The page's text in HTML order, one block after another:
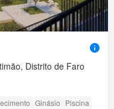
Distrito de Faro
Ginásio Piscina